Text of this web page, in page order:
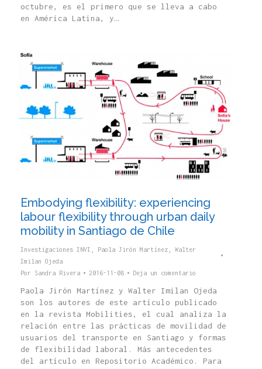
octubre, es el primero que se lleva a cabo
en América Latina, y…
Embodying flexibility: experiencing
labour flexibility through urban daily
mobility in Santiago de Chile
Investigaciones INVI Paola Jirón Martínez
Walter
Imilan Ojeda
Por Sandra Rivera 2016-11-08 Deja un comentario
Paola Jirón Martínez y Walter Imilan Ojeda
son los autores de este artículo publicado
en la revista Mobilities, el cual analiza la
relación entre las prácticas de movilidad de
usuarios del transporte en Santiago y formas
de flexibilidad laboral. Más antecedentes
del artículo en Repositorio Académico. Para